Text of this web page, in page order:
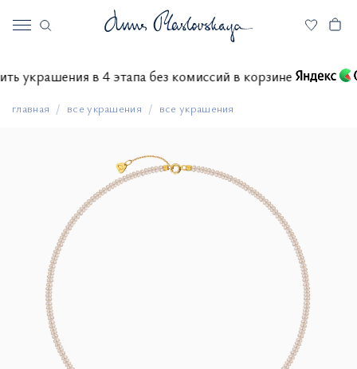
украшения в 4 этапа без комиссий в корзине
главная все украшения все украшения